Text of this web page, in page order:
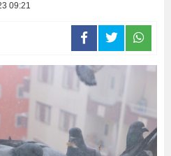
09:21